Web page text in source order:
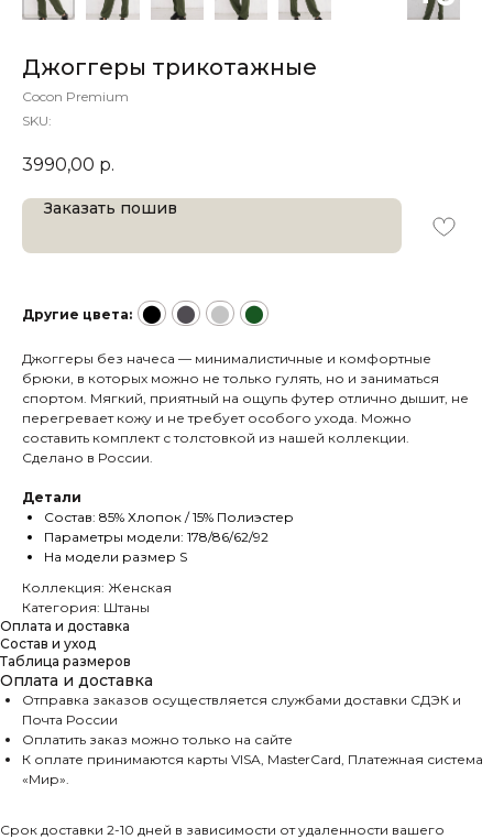
Джоггеры трикотажные
Cocon Premium
SKU:
3990,00 р.
Заказать пошив
Другие цвета: ⬤ ⬤ ⬤ ⬤
Джоггеры без начеса — минималистичные и комфортные
брюки, в которых можно не только гулять, но и заниматься
спортом. Мягкий, приятный на ощупь футер отлично дышит, не
перегревает кожу и не требует особого ухода. Можно
составить комплект с толстовкой из нашей коллекции.
Сделано в России.
Детали
Состав: 85% Хлопок / 15% Полиэстер
Параметры модели: 178/86/62/92
На модели размер S
Коллекция: Женская
Категория: Штаны
Оплата и доставка
Состав и уход
Таблица размеров
Оплата и доставка
Отправка заказов осуществляется службами доставки СДЭК и
Почта России
Оплатить заказ можно только на сайте
К оплате принимаются карты VISA, MasterCard, Платежная система
«Мир».
Срок доставки 2-10 дней в зависимости от удаленности вашего